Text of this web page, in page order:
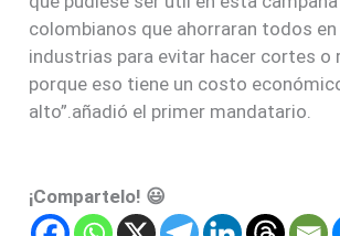
colombianos que ahorraran todos
industrias para evitar hacer cortes o
porque eso tiene un costo
alto”.añadió el primer mandatario.
¡Compartelo! 😃